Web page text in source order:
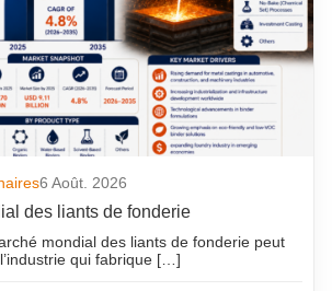
6 Août. 2026
des liants de fonderie
mondial des liants de fonderie peut
qui fabrique […]